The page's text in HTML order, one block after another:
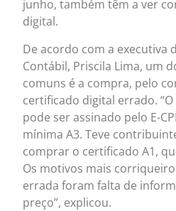
junho, também têm a ver
digital.
De acordo com a executiva
Contábil, Priscila Lima, um
comuns é a compra, pelo
certificado digital errado.
pode ser assinado pelo E-
mínima A3. Teve
comprar o certificado A1,
Os motivos mais
errada foram falta de
preço”, explicou.